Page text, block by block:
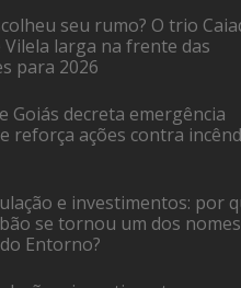
seu rumo? O trio
Vilela larga na frente das
para 2026
Goiás decreta emergência
reforça ações contra
e investimentos: por
se tornou um dos
Entorno?